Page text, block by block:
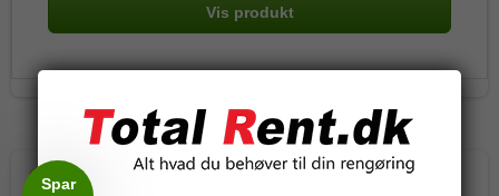
Vis produkt